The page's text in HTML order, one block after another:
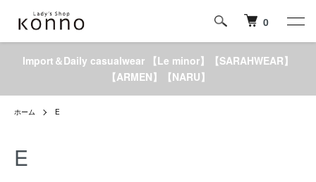
0
Import＆Daily casualwear 【Le minor】【SARAHWEAR】
【ARMEN】【NARU】
ホーム E
E